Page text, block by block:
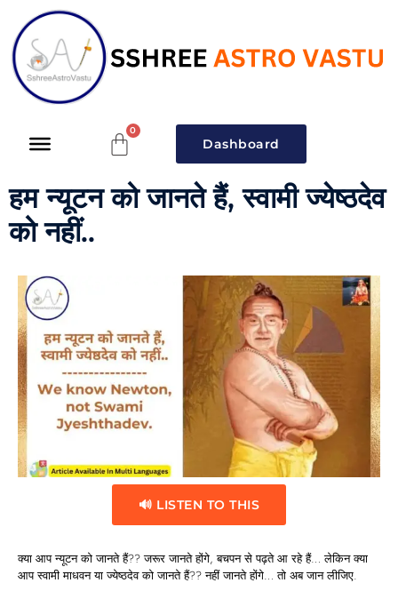
Dashboard
हम न्यूटन को जानते हैं, स्वामी ज्येष्ठदेव
को नहीं..
🔊 LISTEN TO THIS
क्या आप न्यूटन को जानते हैं?? जरूर जानते होंगे, बचपन से पढ़ते आ रहे हैं… लेकिन क्या
आप स्वामी माधवन या ज्येष्ठदेव को जानते हैं?? नहीं जानते होंगे… तो अब जान लीजिए.